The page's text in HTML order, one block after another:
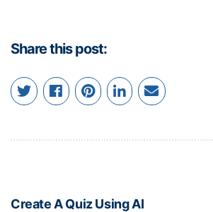
Share this post:
Create A Quiz Using AI